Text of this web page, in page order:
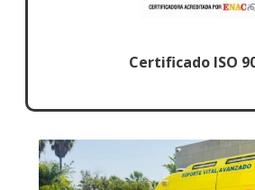
Certificado ISO